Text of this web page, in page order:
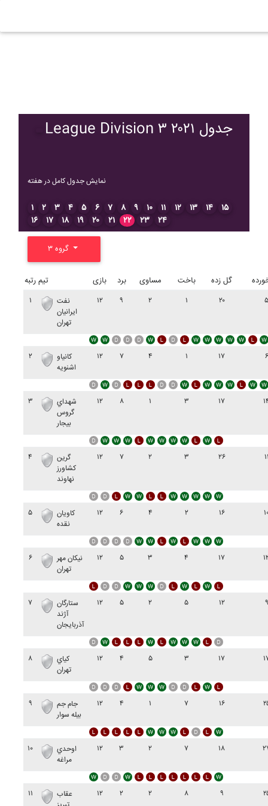
League Division ۳ ۲۰۲۱ جدول
نمایش جدول کامل در هفته
۱ ۲ ۳ ۴ ۵ ۶ ۷ ۸ ۹ ۱۰ ۱۱ ۱۲ ۱۳ ۱۴
۱۵
۱۶
۱۷ ۱۸ ۱۹ ۲۰ ۲۱ ۲۲ ۲۳ ۲۴
رتبه تیم بازی برد مساوی باخت گل زده
۱
نفت
ايرانيان
تهران
۱۲ ۹ ۲ ۱ ۲۰ ۵
۲
کانياو
اشنويه
۱۲ ۷ ۴ ۱ ۱۷ ۶
۳
شهداي
گروس
بيجار
۱۲ ۸ ۱ ۳ ۱۷
۴
گرين
کشاورز
نهاوند
۱۲ ۷ ۲ ۳ ۲۶
۵
کاويان
نقده
۱۲ ۶ ۴ ۲ ۱۶
۶
نيکان مهر
تهران
۱۲ ۵ ۳ ۴ ۱۷
۷
ستارگان
آژند
آذربايجان
۱۲ ۵ ۲ ۵ ۱۲ ۹
۸
کياي
تهران
۱۲ ۴ ۵ ۳ ۱۷
۹
جام جم
بيله سوار
۱۲ ۴ ۱ ۷ ۱۶
۱۰
اوحدي
مراغه
۱۲ ۳ ۲ ۷ ۱۸
۱۱
عقاب
۱۲ ۲ ۲ ۸ ۹